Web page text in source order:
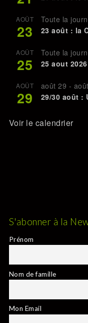
AOÛT
23
Toute la
23 août : la
AOÛT
25
Toute la
25 aout
AOÛT
29
août 29 -
29/30 août :
Voir le calendrier
S'abonner à la
Prénom
Nom de famille
Mon Email